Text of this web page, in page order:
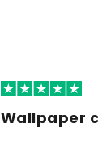
Wallpaper